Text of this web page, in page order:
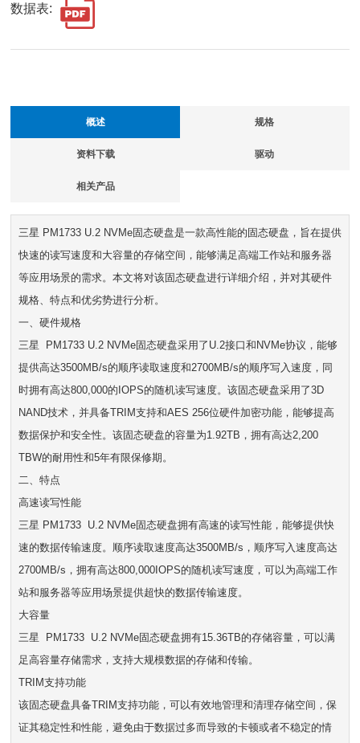
数据表:
概述 规格
资料下载 驱动
相关产品
三星 PM1733 U.2 NVMe固态硬盘是一款高性能的固态硬盘，旨在提供
快速的读写速度和大容量的存储空间，能够满足高端工作站和服务器
等应用场景的需求。本文将对该固态硬盘进行详细介绍，并对其硬件
规格、特点和优劣势进行分析。
一、硬件规格
三星 PM1733 U.2 NVMe固态硬盘采用了U.2接口和NVMe协议，能够
提供高达3500MB/s的顺序读取速度和2700MB/s的顺序写入速度，同
时拥有高达800,000的IOPS的随机读写速度。该固态硬盘采用了3D
NAND技术，并具备TRIM支持和AES 256位硬件加密功能，能够提高
数据保护和安全性。该固态硬盘的容量为1.92TB，拥有高达2,200
TBW的耐用性和5年有限保修期。
二、特点
高速读写性能
三星 PM1733 U.2 NVMe固态硬盘拥有高速的读写性能，能够提供快
速的数据传输速度。顺序读取速度高达3500MB/s，顺序写入速度高达
2700MB/s，拥有高达800,000IOPS的随机读写速度，可以为高端工作
站和服务器等应用场景提供超快的数据传输速度。
大容量
三星 PM1733 U.2 NVMe固态硬盘拥有15.36TB的存储容量，可以满
足高容量存储需求，支持大规模数据的存储和传输。
TRIM支持功能
该固态硬盘具备TRIM支持功能，可以有效地管理和清理存储空间，保
证其稳定性和性能，避免由于数据过多而导致的卡顿或者不稳定的情